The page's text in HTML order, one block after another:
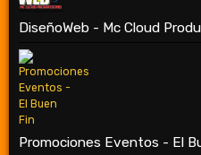
DiseñoWeb - Mc Cloud
Promociones Eventos - El